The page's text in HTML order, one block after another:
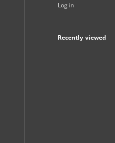
Log in
Recently viewed